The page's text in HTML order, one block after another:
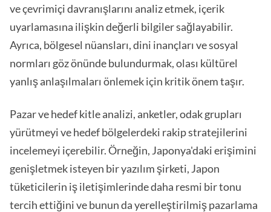
ve çevrimiçi davranışlarını analiz etmek, içerik
uyarlamasına ilişkin değerli bilgiler sağlayabilir.
Ayrıca, bölgesel nüansları, dini inançları ve sosyal
normları göz önünde bulundurmak, olası kültürel
yanlış anlaşılmaları önlemek için kritik önem taşır.
Pazar ve hedef kitle analizi, anketler, odak grupları
yürütmeyi ve hedef bölgelerdeki rakip stratejilerini
incelemeyi içerebilir. Örneğin, Japonya'daki erişimini
genişletmek isteyen bir yazılım şirketi, Japon
tüketicilerin iş iletişimlerinde daha resmi bir tonu
tercih ettiğini ve bunun da yerelleştirilmiş pazarlama